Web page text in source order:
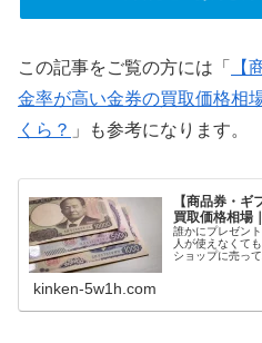
この記事をご覧の方には「
【
金率が高い金券の買取価格相
くら？ 」も参考になります。
【商品券・
買取価格相場
誰かにプレゼン
人が使えなくて
ショップに売っ
品券やギフトカ
い金券をプレゼ
kinken-5w1h.com